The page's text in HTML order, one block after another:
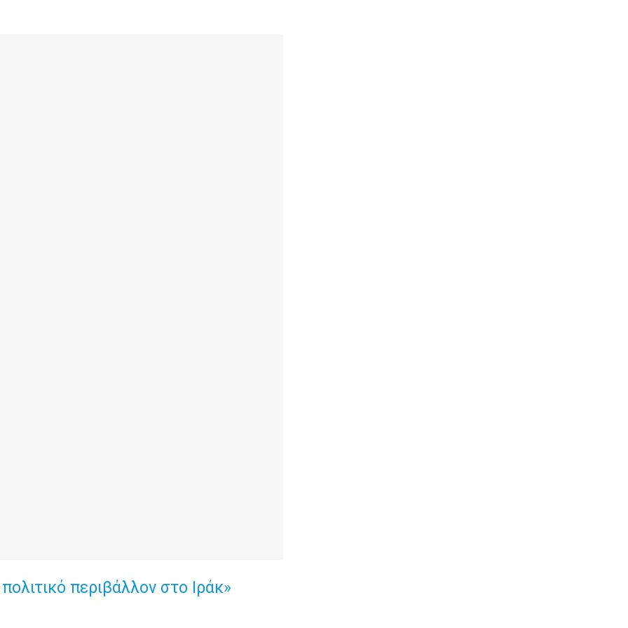
περιβάλλον στο Ιράκ»